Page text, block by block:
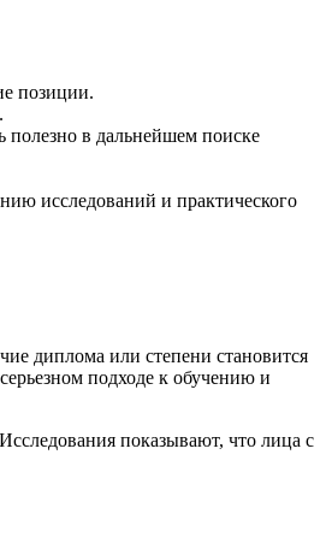
позиции.
в дальнейшем поиске
исследований и практического
диплома или степени становится
подходе к обучению и
показывают, что лица с